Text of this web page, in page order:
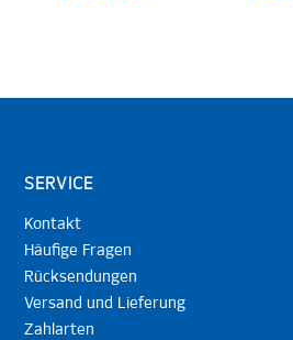
SERVICE
Kontakt
Häufige Fragen
Rücksendungen
Versand und Lieferung
Zahlarten